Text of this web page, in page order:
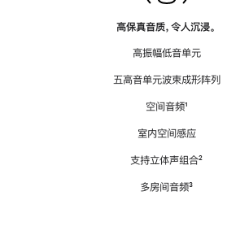
高保真音质，令人沉浸。
高振幅低音单元
五高音单元波束成形阵列
空间音频脚
¹
室内空间感应
支持立体声组合脚
²
多房间音频脚
³